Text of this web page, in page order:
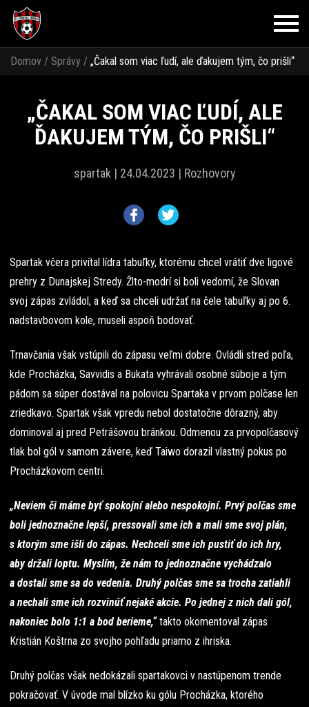
Domov / Správy / „Čakal som viac ľudí, ale ďakujem tým, čo prišli“
„ČAKAL SOM VIAC ĽUDÍ, ALE
ĎAKUJEM TÝM, ČO PRIŠLI“
spartak | 24.04.2023 | Rozhovory
Spartak včera privítal lídra tabuľky, ktorému chcel vrátiť dve ligové
prehry z Dunajskej Stredy. Žlto-modrí si boli vedomí, že Slovan
svoj zápas zvládol, a keď sa chceli udržať na čele tabuľky aj po 6.
nadstavbovom kole, museli aspoň bodovať.
Trnavčania však vstúpili do zápasu veľmi dobre. Ovládli stred poľa,
kde Procházka, Savvidis a Bukata vyhrávali osobné súboje a tým
pádom sa súper dostával na polovicu Spartaka v prvom polčase len
zriedkavo. Spartak však vpredu nebol dostatočne dôrazný, aby
dominoval aj pred Petrášovou bránkou. Odmenou za prvopolčasový
tlak bol gól v samom závere, keď Taiwo dorazil vlastný pokus po
Procházkovom centri.
„Neviem či máme byť spokojní alebo nespokojní. Prvý polčas sme
boli jednoznačne lepší, pressovali sme ich a mali sme svoj plán,
s ktorým sme išli do zápas. Nechceli sme ich pustiť do ich hry,
aby držali loptu. Myslím, že nám to jednoznačne vychádzalo
a dostali sme sa do vedenia. Druhý polčas sme sa trocha zatiahli
a nechali sme ich rozvinúť nejaké akcie. Po jednej z nich dali gól,
nakoniec bolo 1:1 a bod berieme,“takto okomentoval zápas
Kristián Koštrna zo svojho pohľadu priamo z ihriska.
Druhý polčas však nedokázali spartakovci v nastúpenom trende
pokračovať. V úvode mal blízko ku gólu Procházka, ktorého